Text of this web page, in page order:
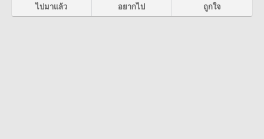
ไปมาแล้ว อยากไป ถูกใจ